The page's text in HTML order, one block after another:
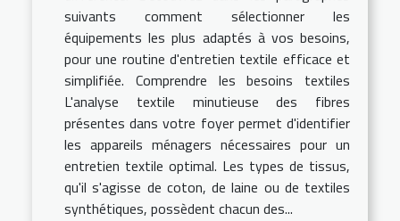
suivants comment sélectionner les
équipements les plus adaptés à vos besoins,
pour une routine d'entretien textile efficace et
simplifiée. Comprendre les besoins textiles
L'analyse textile minutieuse des fibres
présentes dans votre foyer permet d'identifier
les appareils ménagers nécessaires pour un
entretien textile optimal. Les types de tissus,
qu'il s'agisse de coton, de laine ou de textiles
synthétiques, possèdent chacun des...